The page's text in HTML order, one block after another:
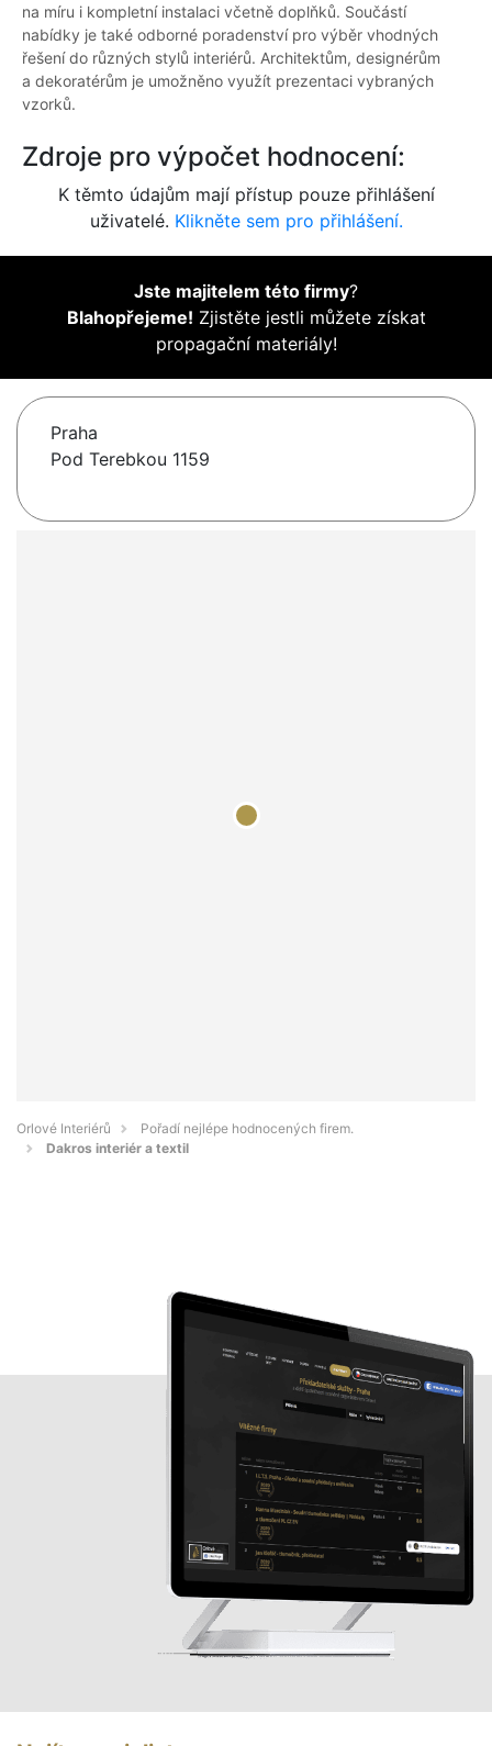
na míru i kompletní instalaci včetně doplňků. Součástí
nabídky je také odborné poradenství pro výběr vhodných
řešení do různých stylů interiérů. Architektům, designérům
a dekoratérům je umožněno využít prezentaci vybraných
vzorků.
Zdroje pro výpočet hodnocení:
K těmto údajům mají přístup pouze přihlášení
uživatelé. Klikněte sem pro přihlášení.
Jste majitelem této firmy?
Blahopřejeme! Zjistěte jestli můžete získat
propagační materiály!
Praha
Pod Terebkou 1159
Orlové Interiérů
Pořadí nejlépe hodnocených firem.
Dakros interiér a textil